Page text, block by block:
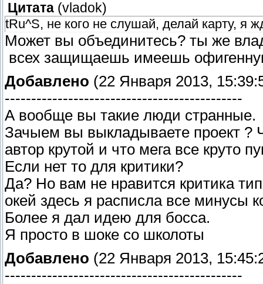
Цитата (vladok)
tRu^S, не кого не слушай, делай карту, я
Может вы объединитесь? ты же
всех защищаешь имеешь
Добавлено (22 Января 2013,
---------------------------------------------
А вообще вы такие люди странные.
Зачыем вы выкладываете проект ?
автор крутой и что мега все круто
Если нет то для критики?
Да? Но вам не нравится критика
окей здесь я расписла все минусы
Более я дал идею для босса.
Я просто в шоке со школоты
Добавлено (22 Января 2013,
---------------------------------------------